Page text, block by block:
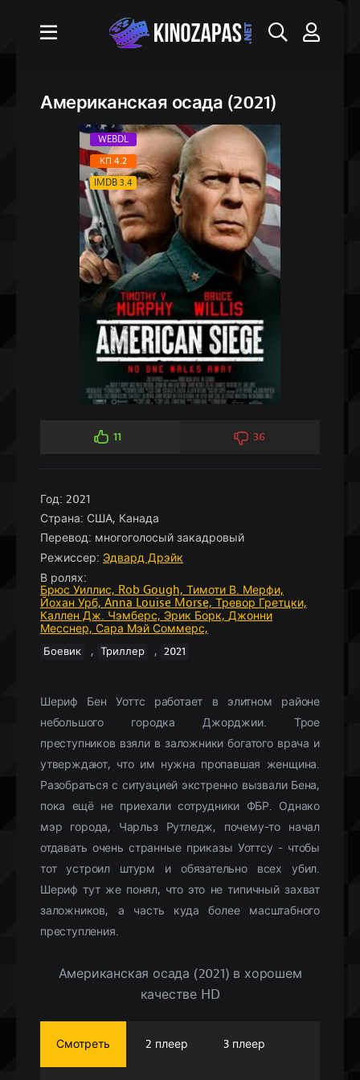
Американская осада (2021)
WEBDL
КП 4.2
IMDB 3.4
11 36
Год: 2021
Страна: США, Канада
Перевод: многоголосый закадровый
Режиссер: Эдвард Дрэйк
В ролях:
Брюс Уиллис, Rob Gough, Тимоти В. Мерфи,
Йохан Урб, Anna Louise Morse, Тревор Гретцки,
Каллен Дж. Чэмберс, Эрик Борк, Джонни
Месснер, Сара Мэй Соммерс,
Боевик , Триллер , 2021
Шериф Бен Уоттс работает в элитном районе
небольшого городка Джорджии. Трое
преступников взяли в заложники богатого врача и
утверждают, что им нужна пропавшая женщина.
Разобраться с ситуацией экстренно вызвали Бена,
пока ещё не приехали сотрудники ФБР. Однако
мэр города, Чарльз Рутледж, почему-то начал
отдавать очень странные приказы Уоттсу - чтобы
тот устроил штурм и обязательно всех убил.
Шериф тут же понял, что это не типичный захват
заложников, а часть куда более масштабного
преступления.
Американская осада (2021) в хорошем
качестве HD
Смотреть 2 плеер 3 плеер